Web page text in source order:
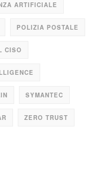
ARTIFICIALE
POLIZIA POSTALE
CISO
SYMANTEC
ZERO TRUST